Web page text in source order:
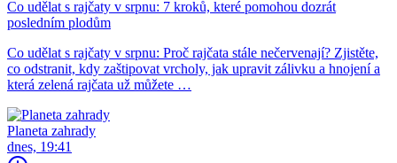
Co udělat s rajčaty v srpnu: 7 kroků, které pomohou dozrát
posledním plodům
Co udělat s rajčaty v srpnu: Proč rajčata stále nečervenají? Zjistěte,
co odstranit, kdy zaštipovat vrcholy, jak upravit zálivku a hnojení a
která zelená rajčata už můžete …
Planeta zahrady
dnes, 19:41